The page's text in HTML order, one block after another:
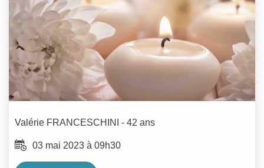
Valérie FRANCESCHINI - 42 ans
03 mai 2023 à 09h30